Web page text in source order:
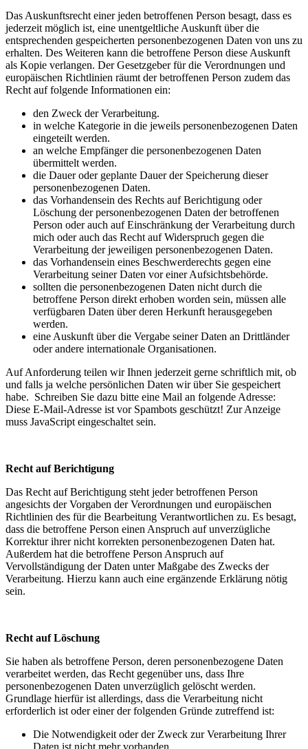
Das Auskunftsrecht einer jeden betroffenen Person besagt, dass es
jederzeit möglich ist, eine unentgeltliche Auskunft über die
entsprechenden gespeicherten personenbezogenen Daten von uns zu
erhalten. Des Weiteren kann die betroffene Person diese Auskunft
als Kopie verlangen. Der Gesetzgeber für die Verordnungen und
europäischen Richtlinien räumt der betroffenen Person zudem das
Recht auf folgende Informationen ein:
den Zweck der Verarbeitung.
in welche Kategorie in die jeweils personenbezogenen Daten
eingeteilt werden.
an welche Empfänger die personenbezogenen Daten
übermittelt werden.
die Dauer oder geplante Dauer der Speicherung dieser
personenbezogenen Daten.
das Vorhandensein des Rechts auf Berichtigung oder
Löschung der personenbezogenen Daten der betroffenen
Person oder auch auf Einschränkung der Verarbeitung durch
mich oder auch das Recht auf Widerspruch gegen die
Verarbeitung der jeweiligen personenbezogenen Daten.
das Vorhandensein eines Beschwerderechts gegen eine
Verarbeitung seiner Daten vor einer Aufsichtsbehörde.
sollten die personenbezogenen Daten nicht durch die
betroffene Person direkt erhoben worden sein, müssen alle
verfügbaren Daten über deren Herkunft herausgegeben
werden.
eine Auskunft über die Vergabe seiner Daten an Drittländer
oder andere internationale Organisationen.
Auf Anforderung teilen wir Ihnen jederzeit gerne schriftlich mit, ob
und falls ja welche persönlichen Daten wir über Sie gespeichert
habe. Schreiben Sie dazu bitte eine Mail an folgende Adresse:
Diese E-Mail-Adresse ist vor Spambots geschützt! Zur Anzeige
muss JavaScript eingeschaltet sein.
Recht auf Berichtigung
Das Recht auf Berichtigung steht jeder betroffenen Person
angesichts der Vorgaben der Verordnungen und europäischen
Richtlinien des für die Bearbeitung Verantwortlichen zu. Es besagt,
dass die betroffene Person einen Anspruch auf unverzügliche
Korrektur ihrer nicht korrekten personenbezogenen Daten hat.
Außerdem hat die betroffene Person Anspruch auf
Vervollständigung der Daten unter Maßgabe des Zwecks der
Verarbeitung. Hierzu kann auch eine ergänzende Erklärung nötig
sein.
Recht auf Löschung
Sie haben als betroffene Person, deren personenbezogene Daten
verarbeitet werden, das Recht gegenüber uns, dass Ihre
personenbezogenen Daten unverzüglich gelöscht werden.
Grundlage hierfür ist allerdings, dass die Verarbeitung nicht
erforderlich ist oder einer der folgenden Gründe zutreffend ist:
Die Notwendigkeit oder der Zweck zur Verarbeitung Ihrer
Daten ist nicht mehr vorhanden.